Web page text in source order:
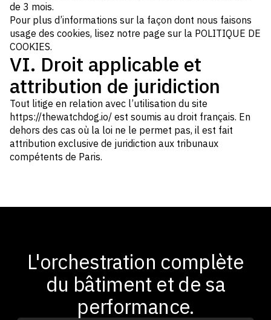
de 3 mois.
Pour plus d’informations sur la façon dont nous faisons
usage des cookies, lisez notre page sur la POLITIQUE DE
COOKIES.
VI. Droit applicable et
attribution de juridiction
Tout litige en relation avec l’utilisation du site
https://thewatchdog.io/ est soumis au droit français. En
dehors des cas où la loi ne le permet pas, il est fait
attribution exclusive de juridiction aux tribunaux
compétents de Paris.
L'orchestration complète
du bâtiment et de sa
performance.